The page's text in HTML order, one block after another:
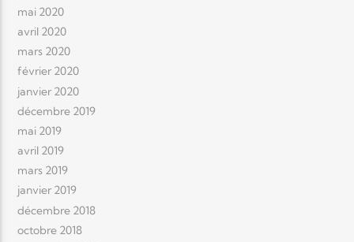
mai 2020
avril 2020
mars 2020
février 2020
janvier 2020
décembre 2019
mai 2019
avril 2019
mars 2019
janvier 2019
décembre 2018
octobre 2018